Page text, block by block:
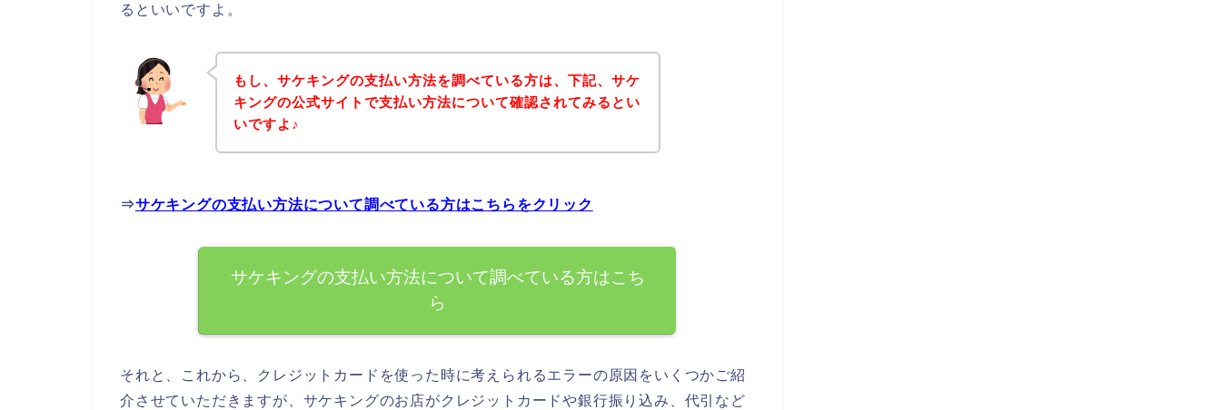
るといいですよ。
もし、サケキングの支払い方法を調べている方は、下記、サケ
キングの公式サイトで支払い方法について確認されてみるとい
いですよ♪
⇒サケキングの支払い方法について調べている方はこちらをクリック
サケキングの支払い方法について調べている方はこち
ら
それと、これから、クレジットカードを使った時に考えられるエラーの原因をいくつかご紹
介させていただきますが、サケキングのお店がクレジットカードや銀行振り込み、代引など